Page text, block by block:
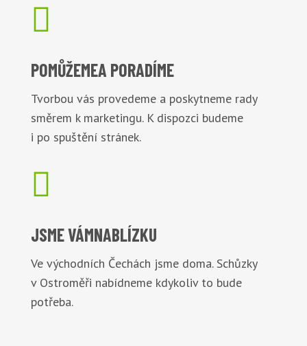

POMŮŽEMEA PORADÍME
Tvorbou vás provedeme a poskytneme rady
směrem k marketingu. K dispozci budeme
i po spuštění stránek.

JSME VÁMNABLÍZKU
Ve východních Čechách jsme doma. Schůzky
v Ostroměři nabídneme kdykoliv to bude
potřeba.